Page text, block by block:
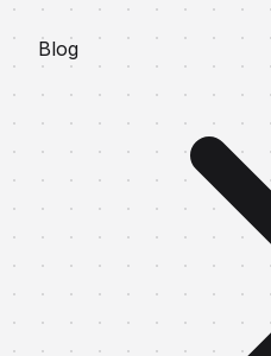
Blog